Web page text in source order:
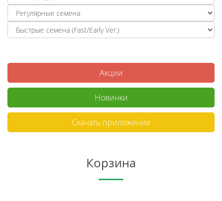
Акции
Новинки
Скачать приложение
Корзина